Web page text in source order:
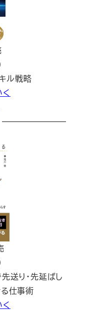
ル戦略
送り・先延ばし
仕事術